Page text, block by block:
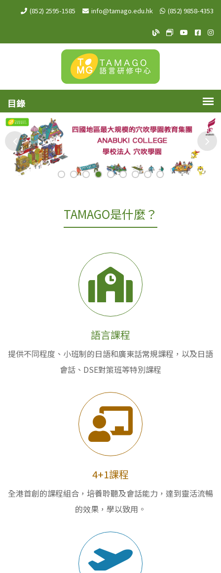
(852) 2595-1585 info@tamago.edu.hk (852) 9858-4353
TAMAGO Blog
TAMAGO MeWe
TAMAGO
TAMAGO是什麼？
語言課程
提供不同程度、小班制的日語和廣東話常規課程，以及日語
會話、DSE對策班等特別課程
4+1課程
全港首創的課程組合，培養聆聽及會話能力，達到靈活流暢
的效果，學以致用。